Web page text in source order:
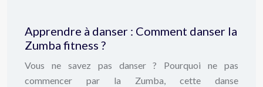
Apprendre à danser : Comment danser la
Zumba fitness ?
Vous ne savez pas danser ? Pourquoi ne pas
commencer par la Zumba, cette danse